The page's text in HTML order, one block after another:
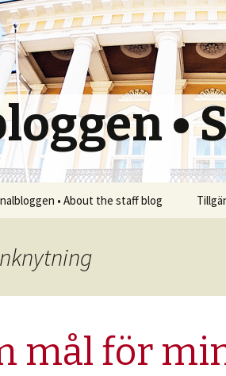
•
• About the staff blog
mål för